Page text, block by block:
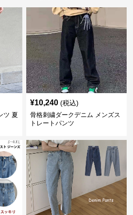
ツ 夏
¥10,240 (税込)
骨格刺繍ダークデニム メンズス
トレートパンツ